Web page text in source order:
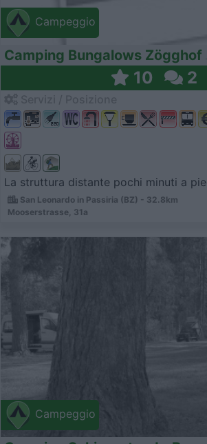
Campeggio
Camping Bungalows Zögghof
10 2
La struttura distante pochi minuti a
San Leonardo in Passiria (BZ) - 32.8km
Mooserstrasse, 31a
Campeggio